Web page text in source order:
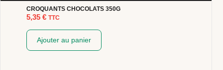
CROQUANTS CHOCOLATS 350G
5,35 € TTC
Ajouter au panier